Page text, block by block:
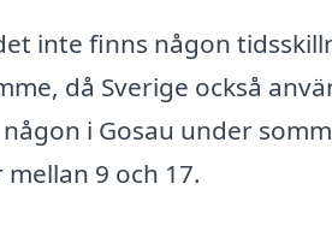
inte finns någon
då Sverige också
i Gosau under
9 och 17.